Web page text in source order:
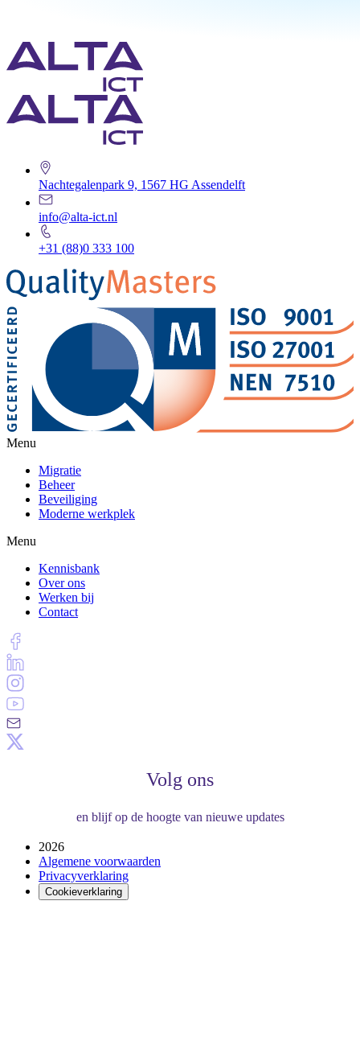
Nachtegalenpark 9, 1567 HG Assendelft
info@alta-ict.nl
+31 (88)0 333 100
Menu
Migratie
Beheer
Beveiliging
Moderne werkplek
Menu
Kennisbank
Over ons
Werken bij
Contact
Volg ons
en blijf op de hoogte van nieuwe updates
2026
Algemene voorwaarden
Privacyverklaring
Cookieverklaring